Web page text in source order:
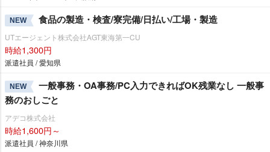
NEW 食品の製造・検査/寮完備/日払い/工場・製造
UTエージェント株式会社AGT東海第一CU
時給1,300円
派遣社員 / 愛知県
NEW
一般事務・OA事務/PC入力できればOK残業なし 一般事
務のおしごと
アデコ株式会社
時給1,600円～
派遣社員 / 神奈川県